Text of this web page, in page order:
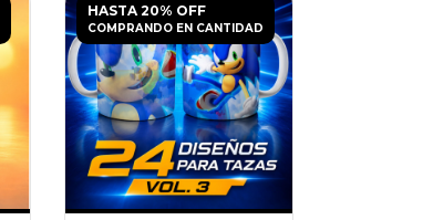
HASTA 20% OFF
COMPRANDO EN CANTIDAD